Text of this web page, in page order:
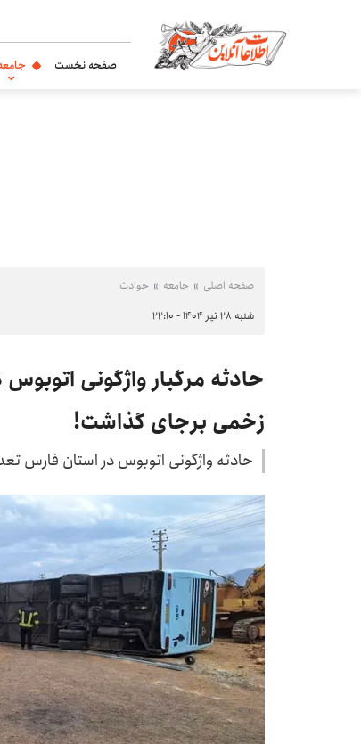
صفحه نخست
صفحه اصلی جامعه حوادث
شنبه ۲۸ تیر ۱۴۰۴ - ۲۲:۱۰
زخمی برجای گذاشت!
حادثه واژگونی اتوبوس در استان فارس